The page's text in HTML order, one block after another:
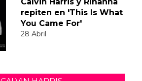
repiten en 'This Is What
You Came For'
28 Abril